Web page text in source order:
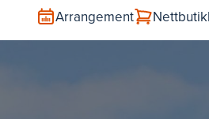
Arrangement